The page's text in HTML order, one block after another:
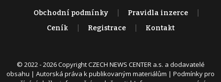
Obchodní podmínky
Pravidla inzerce
Ceník
Registrace Kontakt
© 2022 - 2026 Copyright CZECH NEWS CENTER a.s. a dodavatelé
obsahu | Autorská práva k publikovaným materiálům | Podmínky pro